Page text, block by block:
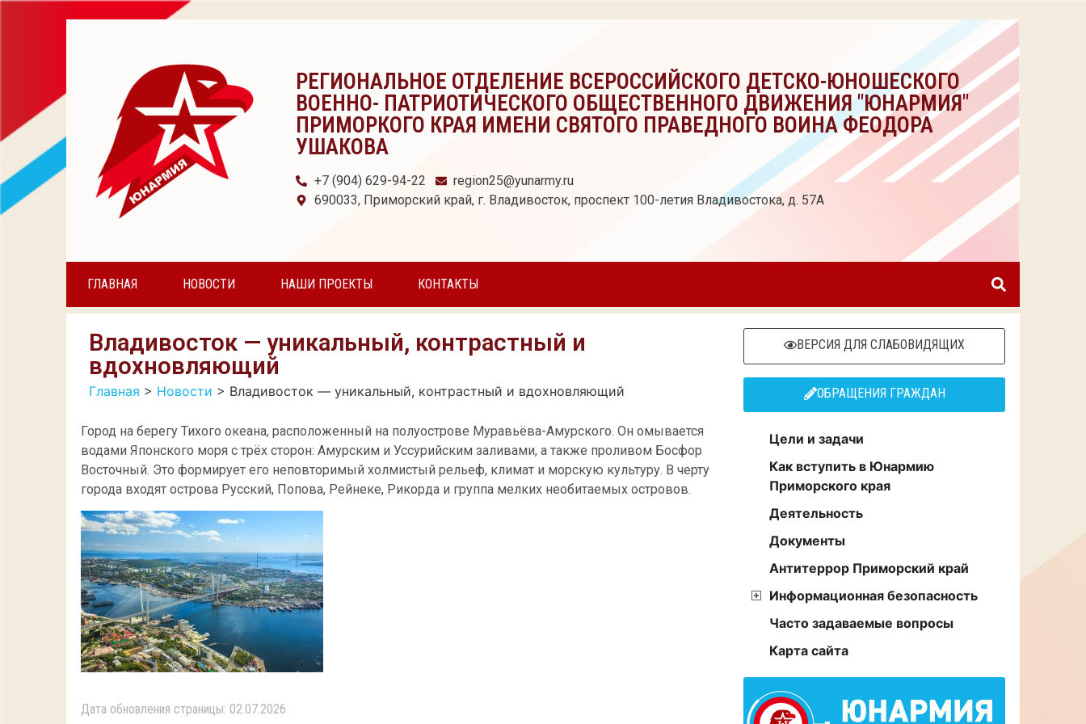
РЕГИОНАЛЬНОЕ ОТДЕЛЕНИЕ ВСЕРОССИЙСКОГО ДЕТСКО-ЮНОШЕСКОГО
ВОЕННО- ПАТРИОТИЧЕСКОГО ОБЩЕСТВЕННОГО ДВИЖЕНИЯ "ЮНАРМИЯ"
ПРИМОРКОГО КРАЯ ИМЕНИ СВЯТОГО ПРАВЕДНОГО ВОИНА ФЕОДОРА
УШАКОВА
+7 (904) 629-94-22
region25@yunarmy.ru
690033, Приморский край, г. Владивосток, проспект 100-летия Владивостока, д. 57А
ГЛАВНАЯ НОВОСТИ НАШИ ПРОЕКТЫ КОНТАКТЫ
Владивосток — уникальный, контрастный и
вдохновляющий
Главная > Новости > Владивосток — уникальный, контрастный и вдохновляющий
Город на берегу Тихого океана, расположенный на полуострове Муравьёва-Амурского. Он омывается
водами Японского моря с трёх сторон: Амурским и Уссурийским заливами, а также проливом Босфор
Восточный. Это формирует его неповторимый холмистый рельеф, климат и морскую культуру. В черту
города входят острова Русский, Попова, Рейнеке, Рикорда и группа мелких необитаемых островов.
Дата обновления страницы: 02.07.2026
ВЕРСИЯ ДЛЯ СЛАБОВИДЯЩИХ
ОБРАЩЕНИЯ ГРАЖДАН
Цели и задачи
Как вступить в Юнармию
Приморского края
Деятельность
Документы
Антитеррор Приморский край
Информационная безопасность
Часто задаваемые вопросы
Карта сайта